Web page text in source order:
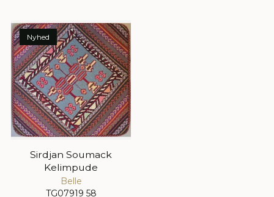
Nyhed
Sirdjan Soumack
Kelimpude
Belle
TG07919 58